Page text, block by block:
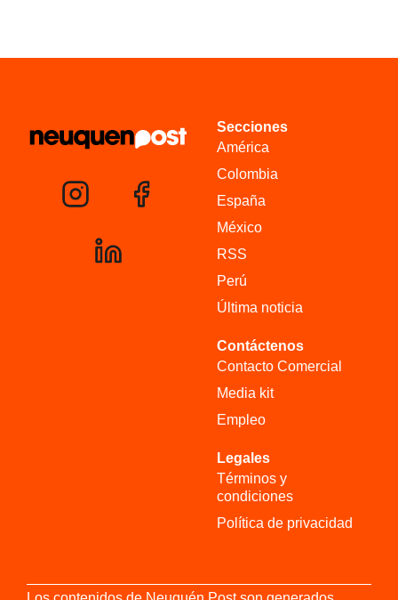
Secciones
América
Colombia
España
México
RSS
Perú
Última noticia
Contáctenos
Contacto Comercial
Media kit
Empleo
Legales
Términos y
condiciones
Política de privacidad